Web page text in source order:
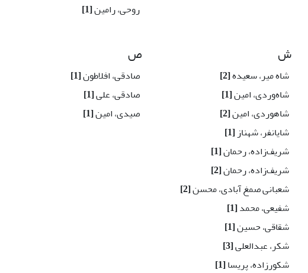
روحی، رامین[1]
ش
شاه میر، سعیده[2]
شاه‌وردی، امین[1]
شاهوردی، امین[2]
شایانفر، شهناز[1]
شریف‌زاده، رحمان[1]
شریف‌زاده، رحمان[2]
شعبانی صمغ آبادی، محسن[2]
شفیعی، محمد[1]
شقاقی، حسین[1]
شکر، عبدالعلی[3]
شکورزاده، پریسا[1]
ص
صادقی، افلاطون[1]
صادقی، علی[1]
صیدی، امین[1]